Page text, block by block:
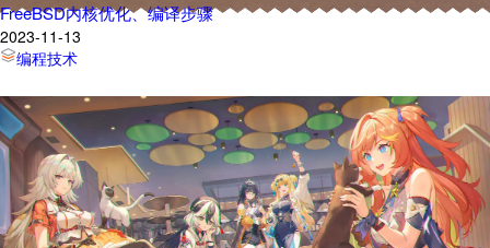
FreeBSD内核优化、编译步骤
2023-11-13
编程技术